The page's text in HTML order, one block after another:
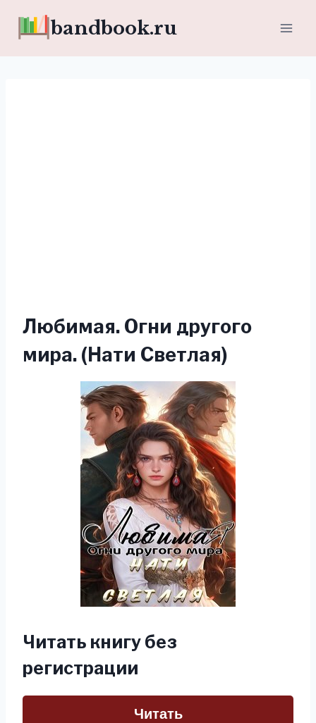
bandbook.ru
Любимая. Огни другого
мира. (Нати Светлая)
Читать книгу без
регистрации
Читать